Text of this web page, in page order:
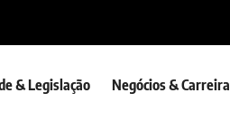
& Legislação Negócios & Carreira